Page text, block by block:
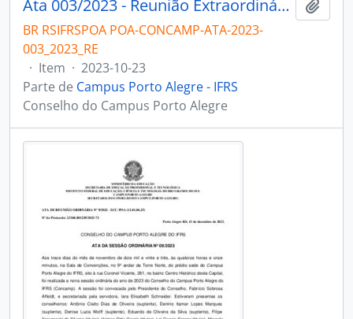
Ata 003/2023 - Reunião Extraordinária
BR RSIFRSPOA POA-CONCAMP-ATA-2023-
003_2023_RE
· Item · 2023-10-23
Parte de Campus Porto Alegre - IFRS
Conselho do Campus Porto Alegre